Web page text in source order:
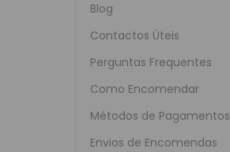
Blog
Contactos Úteis
Perguntas Frequentes
Como Encomendar
Métodos de Pagamentos
Envios de Encomendas